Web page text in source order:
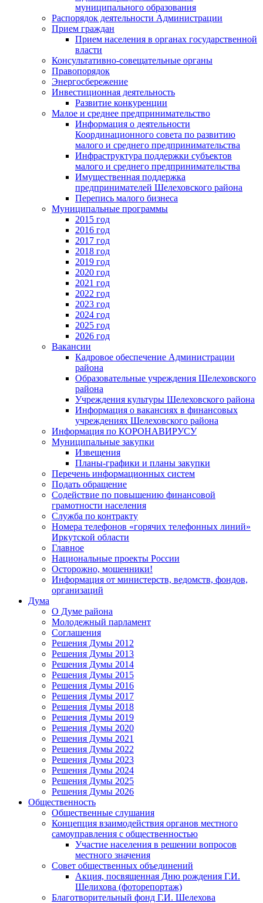
муниципального образования
Распорядок деятельности Администрации
Прием граждан
Прием населения в органах государственной
власти
Консультативно-совещательные органы
Правопорядок
Энергосбережение
Инвестиционная деятельность
Развитие конкуренции
Малое и среднее предпринимательство
Информация о деятельности
Координационного совета по развитию
малого и среднего предпринимательства
Инфраструктура поддержки субъектов
малого и среднего предпринимательства
Имущественная поддержка
предпринимателей Шелеховского района
Перепись малого бизнеса
Муниципальные программы
2015 год
2016 год
2017 год
2018 год
2019 год
2020 год
2021 год
2022 год
2023 год
2024 год
2025 год
2026 год
Вакансии
Кадровое обеспечение Администрации
района
Образовательные учреждения Шелеховского
района
Учреждения культуры Шелеховского района
Информация о вакансиях в финансовых
учреждениях Шелеховского района
Информация по КОРОНАВИРУСУ
Муниципальные закупки
Извещения
Планы-графики и планы закупки
Перечень информационных систем
Подать обращение
Содействие по повышению финансовой
грамотности населения
Служба по контракту
Номера телефонов «горячих телефонных линий»
Иркутской области
Главное
Национальные проекты России
Осторожно, мошенники!
Информация от министерств, ведомств, фондов,
организаций
Дума
О Думе района
Молодежный парламент
Соглашения
Решения Думы 2012
Решения Думы 2013
Решения Думы 2014
Решения Думы 2015
Решения Думы 2016
Решения Думы 2017
Решения Думы 2018
Решения Думы 2019
Решения Думы 2020
Решения Думы 2021
Решения Думы 2022
Решения Думы 2023
Решения Думы 2024
Решения Думы 2025
Решения Думы 2026
Общественность
Общественные слушания
Концепция взаимодействия органов местного
самоуправления с общественностью
Участие населения в решении вопросов
местного значения
Совет общественных объединений
Акция, посвященная Дню рождения Г.И.
Шелихова (фоторепортаж)
Благотворительный фонд Г.И. Шелехова